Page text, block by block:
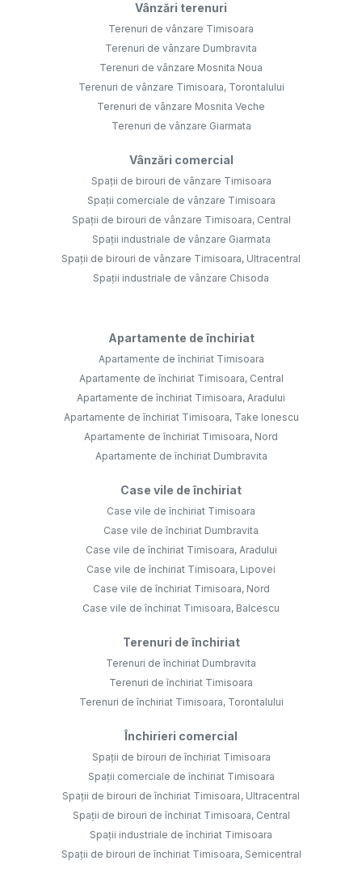
Vânzări terenuri
Terenuri de vânzare Timisoara
Terenuri de vânzare Dumbravita
Terenuri de vânzare Mosnita Noua
Terenuri de vânzare Timisoara, Torontalului
Terenuri de vânzare Mosnita Veche
Terenuri de vânzare Giarmata
Vânzări comercial
Spații de birouri de vânzare Timisoara
Spații comerciale de vânzare Timisoara
Spații de birouri de vânzare Timisoara, Central
Spații industriale de vânzare Giarmata
Spații de birouri de vânzare Timisoara, Ultracentral
Spații industriale de vânzare Chisoda
Apartamente de închiriat
Apartamente de închiriat Timisoara
Apartamente de închiriat Timisoara, Central
Apartamente de închiriat Timisoara, Aradului
Apartamente de închiriat Timisoara, Take Ionescu
Apartamente de închiriat Timisoara, Nord
Apartamente de închiriat Dumbravita
Case vile de închiriat
Case vile de închiriat Timisoara
Case vile de închiriat Dumbravita
Case vile de închiriat Timisoara, Aradului
Case vile de închiriat Timisoara, Lipovei
Case vile de închiriat Timisoara, Nord
Case vile de închiriat Timisoara, Balcescu
Terenuri de închiriat
Terenuri de închiriat Dumbravita
Terenuri de închiriat Timisoara
Terenuri de închiriat Timisoara, Torontalului
Închirieri comercial
Spații de birouri de închiriat Timisoara
Spații comerciale de închiriat Timisoara
Spații de birouri de închiriat Timisoara, Ultracentral
Spații de birouri de închiriat Timisoara, Central
Spații industriale de închiriat Timisoara
Spații de birouri de închiriat Timisoara, Semicentral